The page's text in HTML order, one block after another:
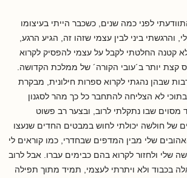
לפני כמה שנים, כשכבר הייתי בעיצומו
ביני לבין עצמי שזהו זה, הגיע הרגע,
קטנה החלטתי לקבל על עצמי להפסיק לקרוא
קצת יותר ב´עובי הקורה´ של ממלכת הקדושה.
שבהן נהגתי לקרוא ספרות חילונית, מבקרת
לא הצליחה להתחבר כל כך מהר לסגנון
מסוים שבו נתקלתי לרוב, ובצער רב פשוט
של חולשה יכולתי לחוש במבטים החדים שנעצו
שלי מבין המדפים שבחדרי, כמו קוראים לי
שלי ולחזור לקרוא בהם כבימים עברו. אבל לרוב
בכבוד ולא ויתרתי לעצמי, תמיד מתוך תפילה